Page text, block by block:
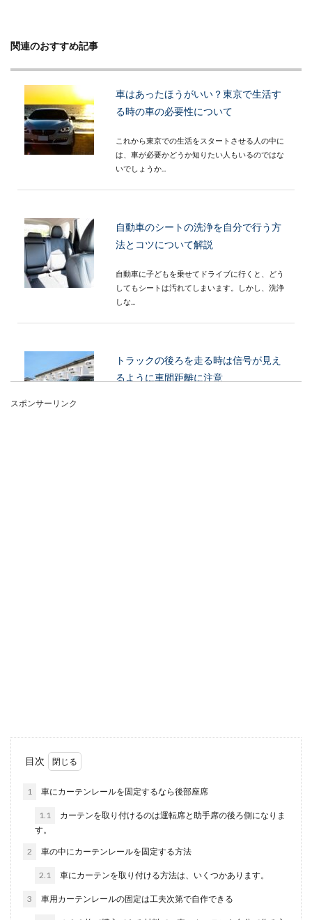
関連のおすすめ記事
車はあったほうがいい？東京で生活す
る時の車の必要性について
これから東京での生活をスタートさせる人の中に
は、車が必要かどうか知りたい人もいるのではな
いでしょうか...
自動車のシートの洗浄を自分で行う方
法とコツについて解説
自動車に子どもを乗せてドライブに行くと、どう
してもシートは汚れてしまいます。しかし、洗浄
しな...
トラックの後ろを走る時は信号が見え
るように車間距離に注意
るのでしょうか？小さい頃、車内のライトを点け
車のブレーキパッドがサビても問題な
スポンサーリンク
目次
1 車にカーテンレールを固定するなら後部座席
1.1
カーテンを取り付けるのは運転席と助手席の後ろ側になりま
す。
2 車の中にカーテンレールを固定する方法
2.1 車にカーテンを取り付ける方法は、いくつかあります。
3 車用カーテンレールの固定は工夫次第で自作できる